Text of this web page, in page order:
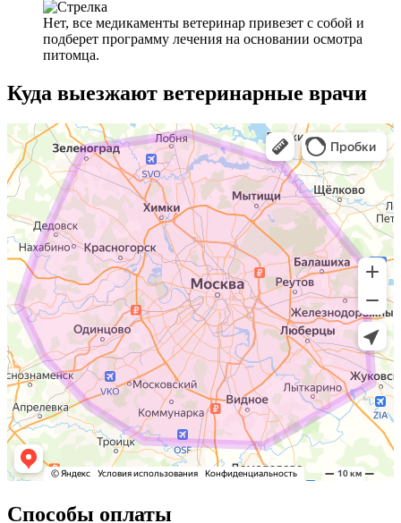
Нет, все медикаменты ветеринар привезет с собой и
подберет программу лечения на основании осмотра
питомца.
Куда выезжают ветеринарные врачи
Способы оплаты